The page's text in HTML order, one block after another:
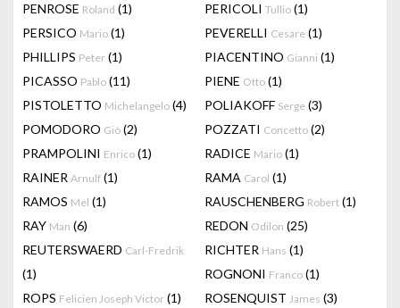
PENROSE Roland (1) PERICOLI Tullio (1)
PERSICO Mario (1) PEVERELLI Cesare (1)
PHILLIPS Peter (1) PIACENTINO Gianni (1)
PICASSO Pablo (11) PIENE Otto (1)
PISTOLETTO Michelangelo (4) POLIAKOFF Serge (3)
POMODORO Giò (2) POZZATI Concetto (2)
PRAMPOLINI Enrico (1) RADICE Mario (1)
RAINER Arnulf (1) RAMA Carol (1)
RAMOS Mel (1) RAUSCHENBERG Robert (1)
RAY Man (6) REDON Odilon (25)
REUTERSWAERD Carl-Fredrik
(1)
RICHTER Hans (1)
ROGNONI Franco (1)
ROPS Felicien Joseph Victor (1) ROSENQUIST James (3)